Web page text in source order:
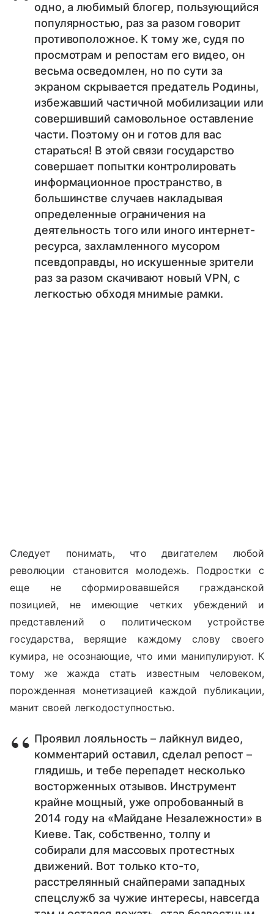
одно, а любимый блогер, пользующийся
популярностью, раз за разом говорит
противоположное. К тому же, судя по
просмотрам и репостам его видео, он
весьма осведомлен, но по сути за
экраном скрывается предатель Родины,
избежавший частичной мобилизации или
совершивший самовольное оставление
части. Поэтому он и готов для вас
стараться! В этой связи государство
совершает попытки контролировать
информационное пространство, в
большинстве случаев накладывая
определенные ограничения на
деятельность того или иного интернет-
ресурса, захламленного мусором
псевдоправды, но искушенные зрители
раз за разом скачивают новый VPN, с
легкостью обходя мнимые рамки.
Следует понимать, что двигателем любой
революции становится молодежь. Подростки с
еще не сформировавшейся гражданской
позицией, не имеющие четких убеждений и
представлений о политическом устройстве
государства, верящие каждому слову своего
кумира, не осознающие, что ими манипулируют. К
тому же жажда стать известным человеком,
порожденная монетизацией каждой публикации,
манит своей легкодоступностью.
Проявил лояльность – лайкнул видео,
комментарий оставил, сделал репост –
глядишь, и тебе перепадет несколько
восторженных отзывов. Инструмент
крайне мощный, уже опробованный в
2014 году на «Майдане Незалежности» в
Киеве. Так, собственно, толпу и
собирали для массовых протестных
движений. Вот только кто-то,
расстрелянный снайперами западных
спецслужб за чужие интересы, навсегда